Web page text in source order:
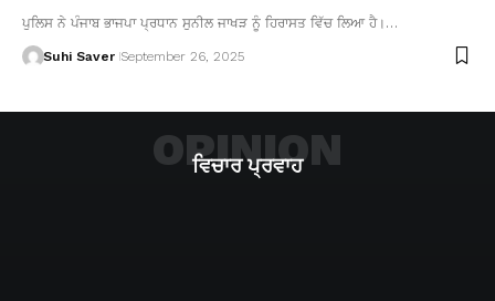
ਪੁਲਿਸ ਨੇ ਪੰਜਾਬ ਭਾਜਪਾ ਪ੍ਰਧਾਨ ਸੁਨੀਲ ਜਾਖੜ ਨੂੰ ਹਿਰਾਸਤ ਵਿੱਚ ਲਿਆ ਹੈ।…
Suhi Saver September 26, 2025
ਵਿਚਾਰ ਪ੍ਰਵਾਹ
OPINION